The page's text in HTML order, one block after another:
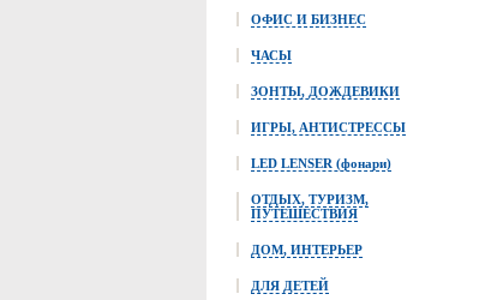
ОФИС И БИЗНЕС
ЧАСЫ
ЗОНТЫ, ДОЖДЕВИКИ
ИГРЫ, АНТИСТРЕССЫ
LED LENSER (фонари)
ОТДЫХ, ТУРИЗМ,
ПУТЕШЕСТВИЯ
ДОМ, ИНТЕРЬЕР
ДЛЯ ДЕТЕЙ